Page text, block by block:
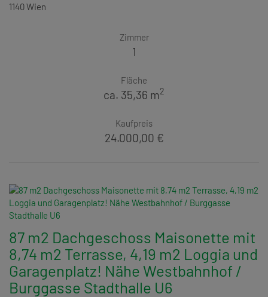
1140 Wien
Zimmer
1
Fläche
ca. 35,36 m2
Kaufpreis
24.000,00 €
87 m2 Dachgeschoss Maisonette mit
8,74 m2 Terrasse, 4,19 m2 Loggia und
Garagenplatz! Nähe Westbahnhof /
Burggasse Stadthalle U6